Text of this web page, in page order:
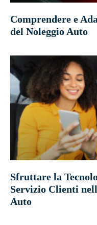
Comprendere e
del Noleggio Auto
Sfruttare la
Servizio Clienti
Auto